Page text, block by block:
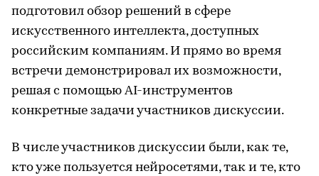
подготовил обзор решений в сфере
искусственного интеллекта, доступных
российским компаниям. И прямо во время
встречи демонстрировал их возможности,
решая с помощью AI-инструментов
конкретные задачи участников дискуссии.
В числе участников дискуссии были, как те,
кто уже пользуется нейросетями, так и те, кто